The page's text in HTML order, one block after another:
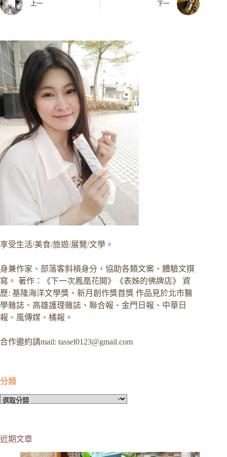
上一 下一
享受生活/美食/旅遊/展覽/文學。
身兼作家、部落客斜槓身分，協助各類文案、體驗文撰
寫。 著作：《下一次鳳凰花開》《表姊的佛牌店》 資
歷: 基隆海洋文學獎、新月創作獎首獎 作品見於北市醫
學雜誌、高雄護理雜誌、聯合報、金門日報、中華日
報、風傳媒、橘報。
合作邀約請mail: tassel0123@gmail.com
分類
分
近期文章